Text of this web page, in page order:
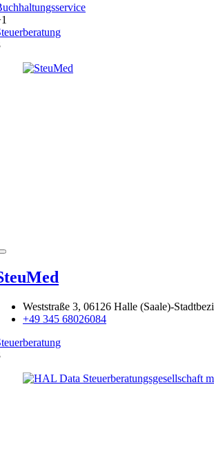
Weststraße 3, 06126 Halle (Saale)-
+49 345 68026084